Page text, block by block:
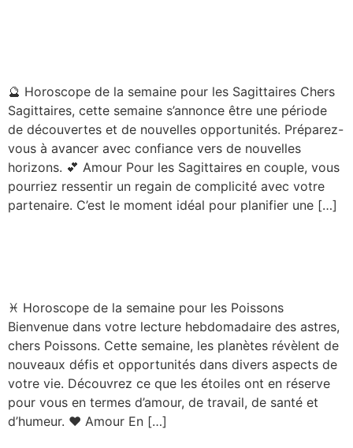
🔮 Horoscope de la semaine pour les Sagittaires Chers
Sagittaires, cette semaine s’annonce être une période
de découvertes et de nouvelles opportunités. Préparez-
vous à avancer avec confiance vers de nouvelles
horizons. 💕 Amour Pour les Sagittaires en couple, vous
pourriez ressentir un regain de complicité avec votre
partenaire. C’est le moment idéal pour planifier une […]
♓ Horoscope de la semaine pour les Poissons
Bienvenue dans votre lecture hebdomadaire des astres,
chers Poissons. Cette semaine, les planètes révèlent de
nouveaux défis et opportunités dans divers aspects de
votre vie. Découvrez ce que les étoiles ont en réserve
pour vous en termes d’amour, de travail, de santé et
d’humeur. ❤️ Amour En […]